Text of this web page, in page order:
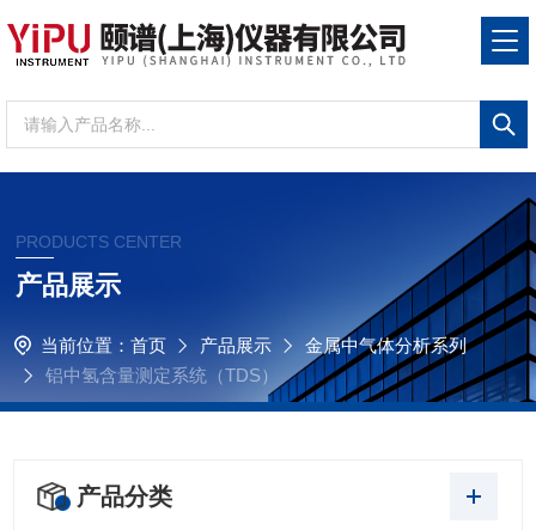
PRODUCTS CENTER
产品展示
当前位置： 首页 产品展示
金属中气体分析系列
铝中氢含量测定系统（TDS）
产品分类